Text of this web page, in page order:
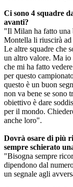
Ci sono 4 squadre
avanti?
"Il Milan ha fatto una
Montella li riuscirà ad
Le altre squadre che
un altro valore. Ma io
che mi ha fatto
per questo
questo è un buon
non va bene se sono
obiettivo è dare
per il mondo.
anche loro".
Dovrà osare di più
sempre schierato
"Bisogna sempre
dipendono dal
un segnale agli